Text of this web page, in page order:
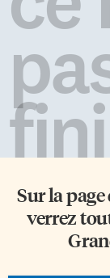
Sur la
verrez